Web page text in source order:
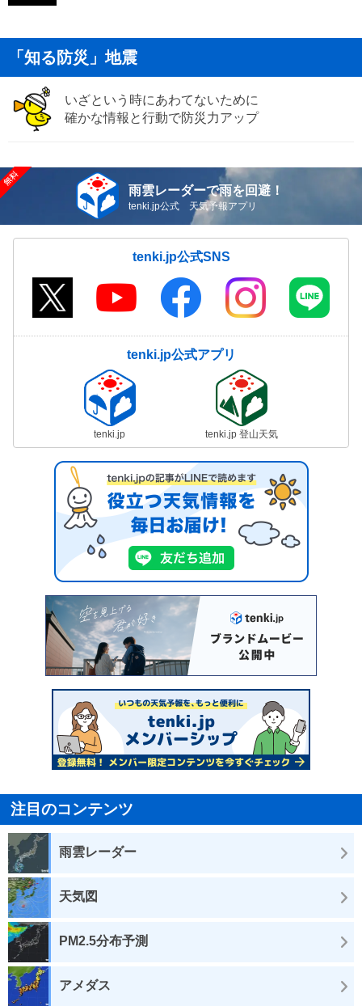
「知る防災」地震
いざという時にあわてないために
確かな情報と行動で防災力アップ
雨雲レーダーで雨を回避！
tenki.jp公式 天気予報アプリ
tenki.jp公式SNS
tenki.jp公式アプリ
tenki.jp tenki.jp 登山天気
注目のコンテンツ
雨雲レーダー
天気図
PM2.5分布予測
アメダス